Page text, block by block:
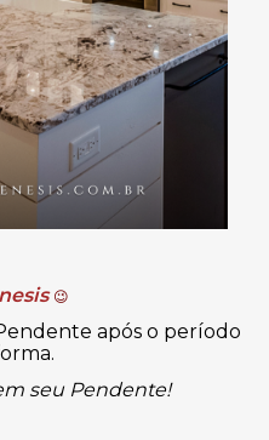
😉
após o período
seu Pendente!